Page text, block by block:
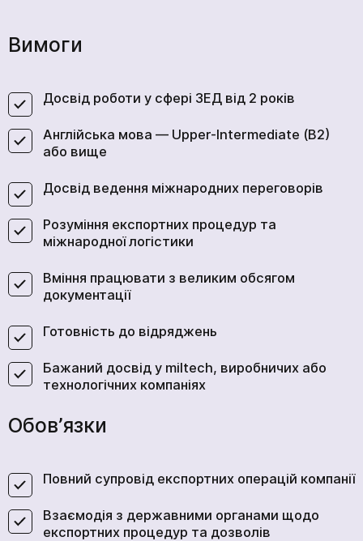
Вимоги
Досвід роботи у сфері ЗЕД від 2 років
Англійська мова — Upper-Intermediate (B2)
або вище
Досвід ведення міжнародних переговорів
Розуміння експортних процедур та
міжнародної логістики
Вміння працювати з великим обсягом
документації
Готовність до відряджень
Бажаний досвід у miltech, виробничих або
технологічних компаніях
Обов’язки
Повний супровід експортних операцій компанії
Взаємодія з державними органами щодо
експортних процедур та дозволів